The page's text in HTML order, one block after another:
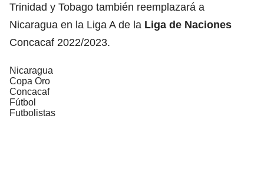
Trinidad y Tobago también reemplazará a
Nicaragua en la Liga A de la Liga de Naciones
Concacaf 2022/2023.
Nicaragua
Copa Oro
Concacaf
Fútbol
Futbolistas